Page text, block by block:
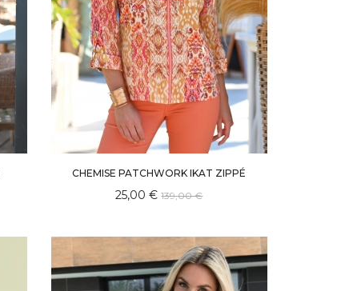
CHEMISE PATCHWORK IKAT ZIPPÉ
25,00 € 139,00 €